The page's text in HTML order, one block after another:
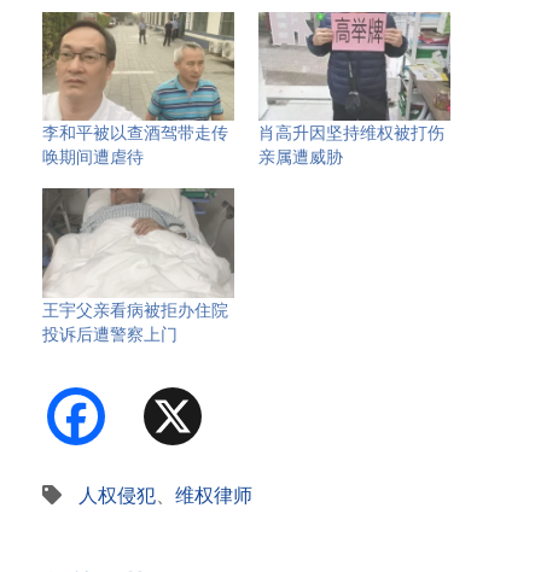
李和平被以查酒驾带走传
唤期间遭虐待
肖高升因坚持维权被打伤
亲属遭威胁
王宇父亲看病被拒办住院
投诉后遭警察上门
Facebook
人权侵犯、 维权律师